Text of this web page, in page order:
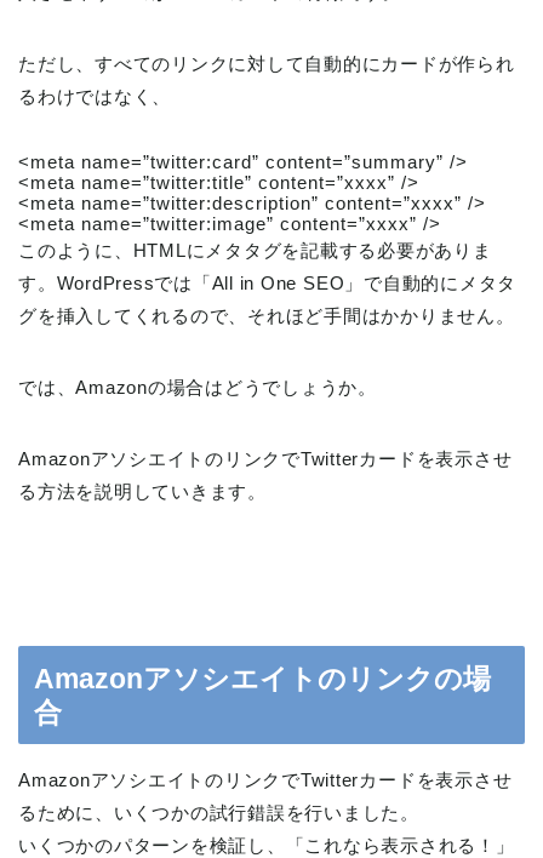
ただし、すべてのリンクに対して自動的にカードが作られ
るわけではなく、
<meta name=”twitter:card” content=”summary” />
<meta name=”twitter:title” content=”xxxx” />
<meta name=”twitter:description” content=”xxxx” />
<meta name=”twitter:image” content=”xxxx” />
このように、HTMLにメタタグを記載する必要がありま
す。WordPressでは「All in One SEO」で自動的にメタタ
グを挿入してくれるので、それほど手間はかかりません。
では、Amazonの場合はどうでしょうか。
AmazonアソシエイトのリンクでTwitterカードを表示させ
る方法を説明していきます。
Amazonアソシエイトのリンクの場
合
AmazonアソシエイトのリンクでTwitterカードを表示させ
るために、いくつかの試行錯誤を行いました。
いくつかのパターンを検証し、「これなら表示される！」